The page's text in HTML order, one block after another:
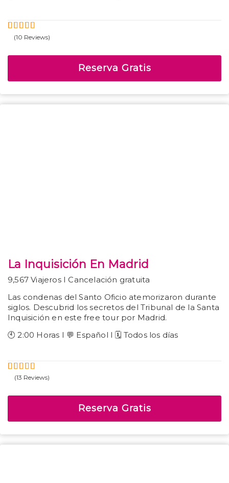
4.9 Fuera
(10 Reviews)
Reserva Gratis
La Inquisición En Madrid
9,567 Viajeros I Cancelación gratuita
Las condenas del Santo Oficio atemorizaron durante
siglos. Descubrid los secretos del Tribunal de la Santa
Inquisición en este free tour por Madrid.
🕙 2:00 Horas I 💬 Español I 🗓️ Todos los días
5Fuera de
(13 Reviews)
Reserva Gratis